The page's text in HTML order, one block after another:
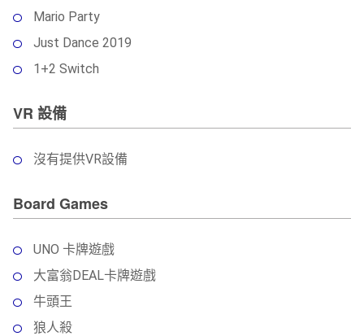
Mario Party
Just Dance 2019
1+2 Switch
VR 設備
沒有提供VR設備
Board Games
UNO 卡牌遊戲
大富翁DEAL卡牌遊戲
牛頭王
狼人殺